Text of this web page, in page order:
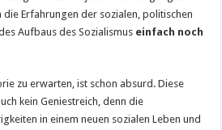
die Erfahrungen der sozialen, politischen
Aufbaus des Sozialismus einfach noch
zu erwarten, ist schon absurd. Diese
kein Geniestreich, denn die
in einem neuen sozialen Leben und